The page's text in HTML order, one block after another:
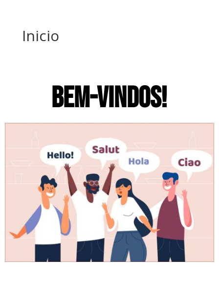
Inicio
BEM-VINDOS!